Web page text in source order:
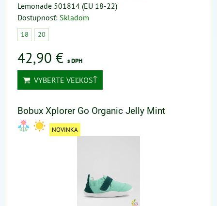
Lemonade 501814 (EU 18-22)
Dostupnosť: Skladom
18 20
42,90 € s DPH
VYBERTE VEĽKOSŤ
Bobux Xplorer Go Organic Jelly Mint
NOVINKA